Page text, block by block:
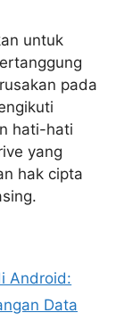
untuk
pada
hati-hati
yang
hak cipta
Android:
Data